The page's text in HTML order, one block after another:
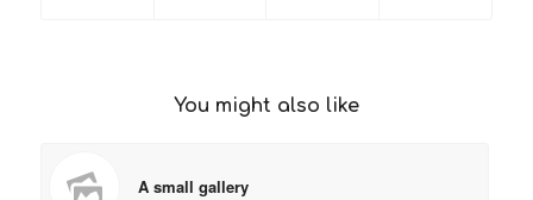
You might also like
A small gallery